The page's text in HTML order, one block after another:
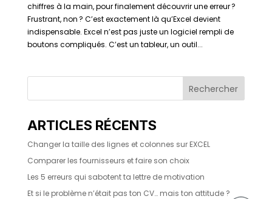
chiffres à la main, pour finalement découvrir une erreur ?
Frustrant, non ? C’est exactement là qu’Excel devient
indispensable. Excel n’est pas juste un logiciel rempli de
boutons compliqués. C’est un tableur, un outil...
Rechercher
ARTICLES RÉCENTS
Changer la taille des lignes et colonnes sur EXCEL
Comparer les fournisseurs et faire son choix
Les 5 erreurs qui sabotent ta lettre de motivation
Et si le problème n’était pas ton CV… mais ton attitude ?